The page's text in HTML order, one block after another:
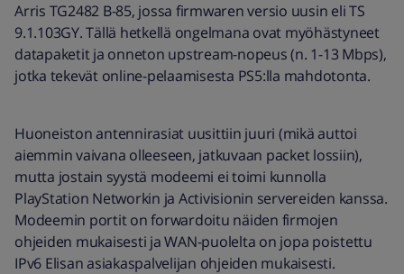
Arris TG2482 B-85, jossa firmwaren versio uusin eli TS
9.1.103GY. Tällä hetkellä ongelmana ovat myöhästyneet
datapaketit ja onneton upstream-nopeus (n. 1-13 Mbps),
jotka tekevät online-pelaamisesta PS5:lla mahdotonta.
Huoneiston antennirasiat uusittiin juuri (mikä auttoi
aiemmin vaivana olleeseen, jatkuvaan packet lossiin),
mutta jostain syystä modeemi ei toimi kunnolla
PlayStation Networkin ja Activisionin servereiden kanssa.
Modeemin portit on forwardoitu näiden firmojen
ohjeiden mukaisesti ja WAN-puolelta on jopa poistettu
IPv6 Elisan asiakaspalvelijan ohjeiden mukaisesti.